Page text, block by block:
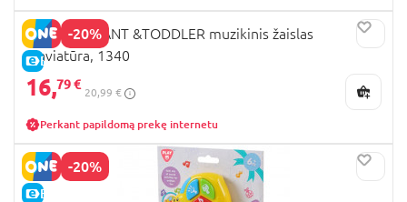
-20%
E-KAINA
PLAYGO INFANT &TODDLER muzikinis žaislas
Klaviatūra, 1340
16,79 €
20,99 €
Perkant papildomą prekę internetu
-20%
E-KAINA